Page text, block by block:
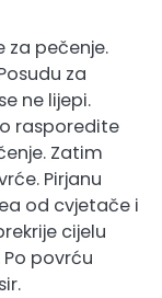
pečenje.
za
ne lijepi.
rasporedite
Zatim
Pirjanu
od cvjetače i
cijelu
povrću